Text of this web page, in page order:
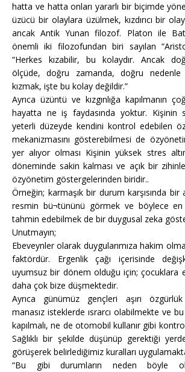
hatta ve hatta onları yararlı bir biçimde
üzücü bir olaylara üzülmek, kızdırıcı bir
ancak Antik Yunan filozof. Platon ile
önemli iki filozofundan biri sayılan
“Herkes kızabilir, bu kolaydır. Ancak
ölçüde, doğru zamanda, doğru
kızmak, işte bu kolay değildir.”
Ayrıca üzüntü ve kızgınlığa kapılmanın
hayatta ne iş faydasında yoktur. Kişinin
yeterli düzeyde kendini kontrol edebilen
mekanizmasını gösterebilmesi de
yer alıyor olması Kişinin yüksek stres
döneminde sakin kalması ve açık bir
özyönetim göstergelerinden biridir..
Örneğin; karmaşık bir durum karşısında bir
resmin bü¬tününü görmek ve böylece
tahmin edebilmek de bir duygusal zeka
Unutmayın;
Ebeveynler olarak duygularımıza hakim
faktördür. Ergenlik çağı içerisinde
uyumsuz bir dönem olduğu için; çocuklara
daha çok bize düşmektedir.
Ayrıca günümüz gençleri aşırı
manasız isteklerde ısrarcı olabilmekte ve
kapılmalı, ne de otomobil kullanır gibi
Sağlıklı bir şekilde düşünüp gerektiği
görüşerek belirlediğimiz kuralları
“Bu gibi durumların neden böyle